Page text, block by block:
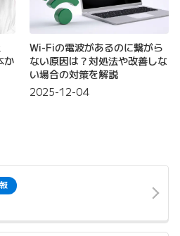
か
Wi-Fiの電波があるのに繋がら
ない原因は？対処法や改善しな
い場合の対策を解説
2025-12-04